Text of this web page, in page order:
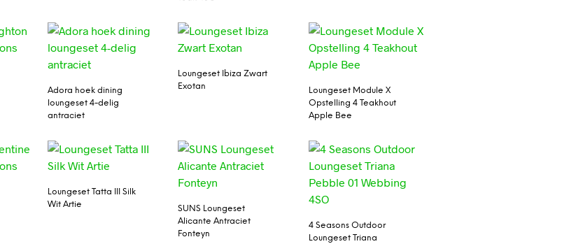
Adora hoek dining
loungeset 4-delig
antraciet
Loungeset Ibiza Zwart
Exotan
Loungeset Module X
Opstelling 4 Teakhout
Apple Bee
Loungeset Tatta III Silk
Wit Artie
SUNS Loungeset
Alicante Antraciet
Fonteyn
4 Seasons Outdoor
Loungeset Triana